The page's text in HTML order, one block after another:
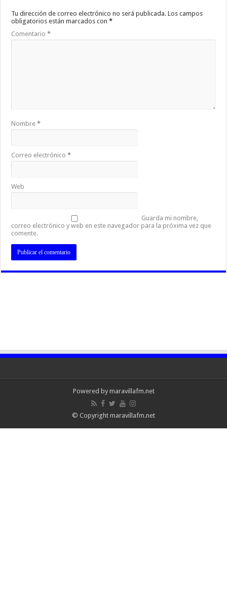
Tu dirección de correo electrónico no será publicada. Los campos
obligatorios están marcados con*
Comentario*
Nombre*
Correo electrónico*
Web
Guarda mi nombre,
correo electrónico y web en este navegador para la próxima vez que
comente.
Powered by maravillafm.net
© Copyright maravillafm.net